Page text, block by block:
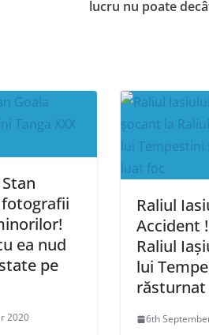
lucru nu poate
fotografii
ea nud
pe
2020
Raliul
Accident
Raliul
lui
răsturnat
6th